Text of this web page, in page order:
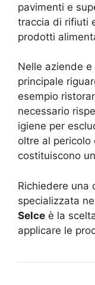
pavimenti e
traccia di rifiuti
prodotti
Nelle aziende e
principale
esempio
necessario
igiene per
oltre al pericolo
costituiscono
Richiedere una
specializzata
Selce è la
applicare le